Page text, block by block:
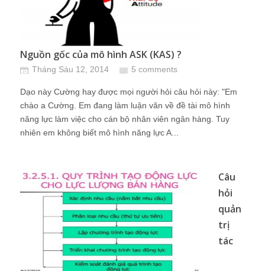
Nguồn gốc của mô hình ASK (KAS) ?
Tháng Sáu 12, 2014 5 comments
Dạo này Cường hay được mọi người hỏi câu hỏi này: "Em
chào a Cường. Em đang làm luận văn về đề tài mô hình
năng lực làm việc cho cán bộ nhân viên ngân hàng. Tuy
nhiên em không biết mô hình năng lực A...
Câu
hỏi
quản
trị
tác